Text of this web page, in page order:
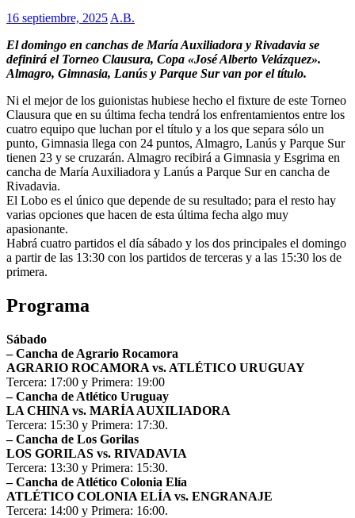
16 septiembre, 2025 A.B.
El domingo en canchas de María Auxiliadora y Rivadavia se
definirá el Torneo Clausura, Copa «José Alberto Velázquez».
Almagro, Gimnasia, Lanús y Parque Sur van por el título.
Ni el mejor de los guionistas hubiese hecho el fixture de este Torneo
Clausura que en su última fecha tendrá los enfrentamientos entre los
cuatro equipo que luchan por el título y a los que separa sólo un
punto, Gimnasia llega con 24 puntos, Almagro, Lanús y Parque Sur
tienen 23 y se cruzarán. Almagro recibirá a Gimnasia y Esgrima en
cancha de María Auxiliadora y Lanús a Parque Sur en cancha de
Rivadavia.
El Lobo es el único que depende de su resultado; para el resto hay
varias opciones que hacen de esta última fecha algo muy
apasionante.
Habrá cuatro partidos el día sábado y los dos principales el domingo
a partir de las 13:30 con los partidos de terceras y a las 15:30 los de
primera.
Programa
Sábado
– Cancha de Agrario Rocamora
AGRARIO ROCAMORA vs. ATLÉTICO URUGUAY
Tercera: 17:00 y Primera: 19:00
– Cancha de Atlético Uruguay
LA CHINA vs. MARÍA AUXILIADORA
Tercera: 15:30 y Primera: 17:30.
– Cancha de Los Gorilas
LOS GORILAS vs. RIVADAVIA
Tercera: 13:30 y Primera: 15:30.
– Cancha de Atlético Colonia Elía
ATLÉTICO COLONIA ELÍA vs. ENGRANAJE
Tercera: 14:00 y Primera: 16:00.